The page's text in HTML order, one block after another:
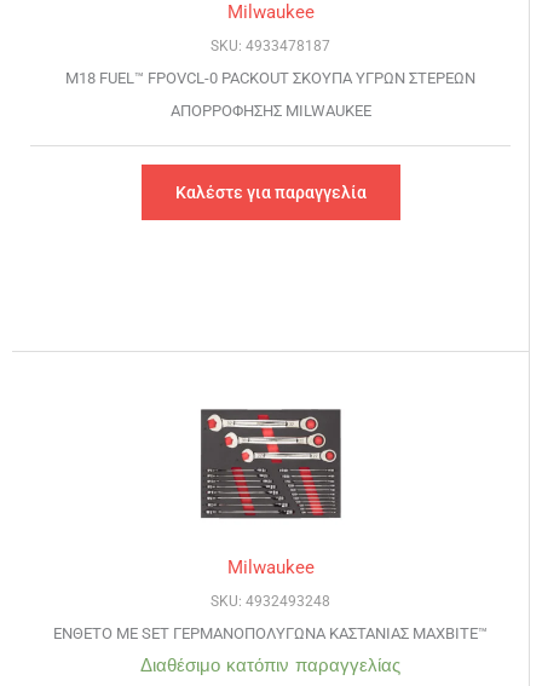
Milwaukee
SKU: 4933478187
M18 FUEL™ FPOVCL-0 PACKOUT ΣΚΟΥΠΑ ΥΓΡΩΝ ΣΤΕΡΕΩΝ
ΑΠΟΡΡΟΦΗΣΗΣ MILWAUKEE
Καλέστε για παραγγελία
Milwaukee
SKU: 4932493248
ΕΝΘΕΤΟ ΜΕ SET ΓΕΡΜΑΝΟΠΟΛΥΓΩΝΑ ΚΑΣΤΑΝΙΑΣ MAXBITE™
Διαθέσιμο κατόπιν παραγγελίας